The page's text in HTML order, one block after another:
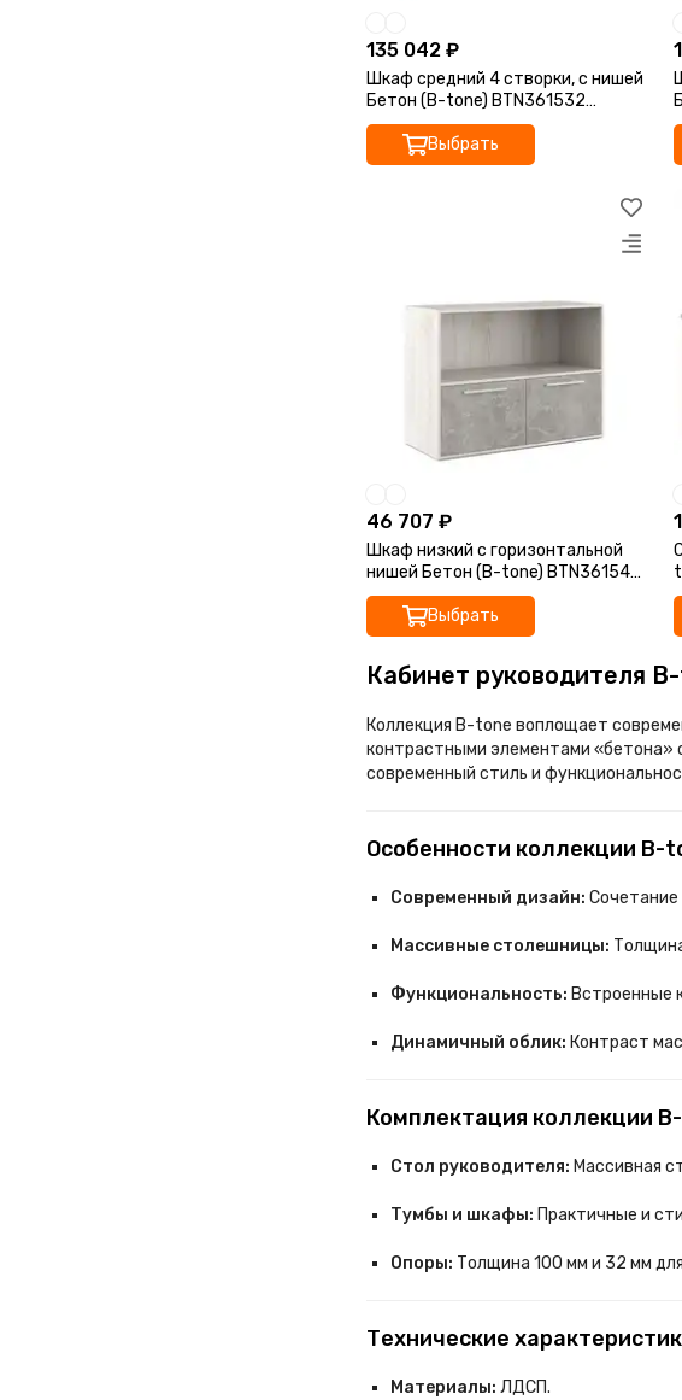
135 042 ₽
Шкаф средний 4 створки, с нишей
Бетон (B-tone) BTN361532
213,8x45x115,7
Выбрать
46 707 ₽
Шкаф низкий с горизонтальной
нишей Бетон (B-tone) BTN361540
106,4x45x78
Выбрать
Кабинет руководителя
Коллекция B-tone воплощает
контрастными элементами «бетона»
современный стиль и
Особенности коллекции B-
Современный дизайн: Сочетание
Массивные столешницы:
Функциональность: Встроенные
Динамичный облик: Контраст
Комплектация коллекции
Стол руководителя: Массивная
Тумбы и шкафы: Практичные и
Опоры: Толщина 100 мм и 32 мм
Технические
Материалы: ЛДСП.